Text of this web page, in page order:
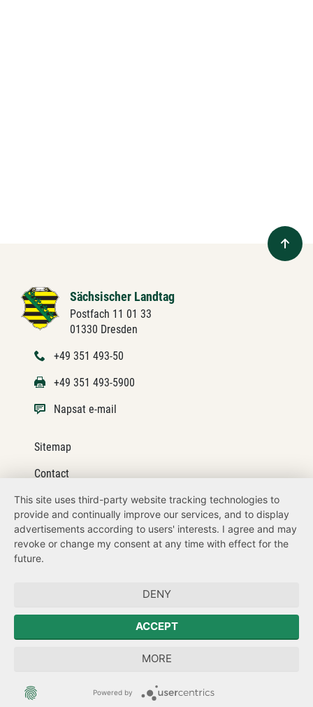
Sächsischer Landtag
Postfach 11 01 33
01330 Dresden
+49 351 493-50
+49 351 493-5900
Napsat e-mail
Sitemap
Contact
Legal details
Datenschutz
How to get here
Zum Sächsischen Landtag
Der Sächsische Ausländerbeauftragte
Sächsische Landesbeauftragte zur Aufarbeitung der SED-
This site uses third-party website tracking technologies to
provide and continually improve our services, and to display
advertisements according to users' interests. I agree and may
revoke or change my consent at any time with effect for the
future.
DENY
ACCEPT
MORE
Powered by